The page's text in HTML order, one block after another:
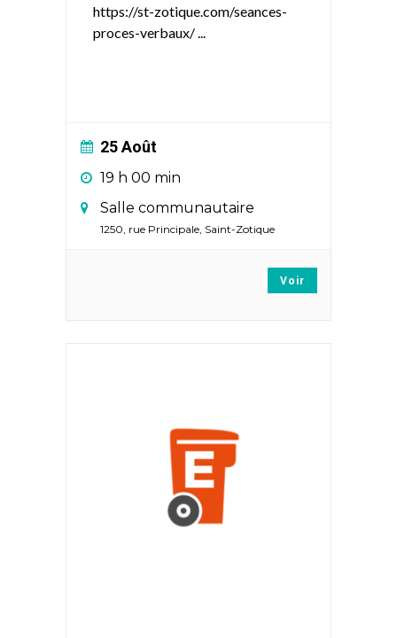
https://st-zotique.com/seances-
proces-verbaux/...
25 Août
19 h 00 min
Salle communautaire
1250, rue Principale, Saint-Zotique
Voir